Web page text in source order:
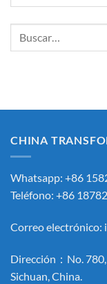
CHINA
Whatsapp: +86
Teléfono: +86
Correo electrónico:
Dirección：No.
Sichuan, China.